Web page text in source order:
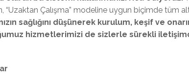
“Uzaktan Çalışma” modeline uygun biçimde tüm alt
sağlığını düşünerek kurulum, keşif ve
hizmetlerimizi de sizlerle sürekli